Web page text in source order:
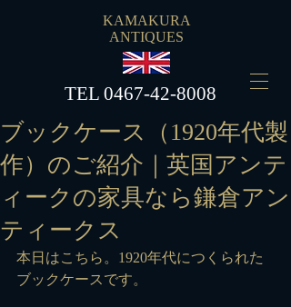
KAMAKURA
ANTIQUES
​TEL 0467-42-8008
ブックケース（1920年代製
作）のご紹介｜英国アンテ
ィークの家具なら鎌倉アン
ティークス
本日はこちら。1920年代につくられた
ブックケースです。